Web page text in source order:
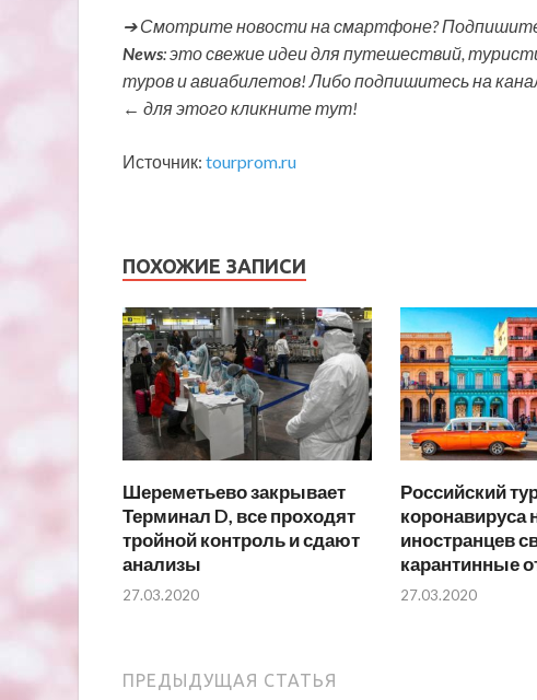
➔ Смотрите новости на смартфоне?
News: это свежие идеи для путешествий,
туров и авиабилетов! Либо подпишитесь на
← для этого кликните тут!
Источник: tourprom.ru
ПОХОЖИЕ ЗАПИСИ
Шереметьево закрывает
Терминал D, все проходят
тройной контроль и сдают
анализы
27.03.2020
Российский
коронавируса
иностранцев
карантинные
27.03.2020
ПРЕДЫДУЩАЯ СТАТЬЯ